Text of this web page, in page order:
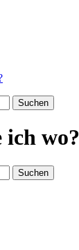
Suchen
ich wo?
Suchen